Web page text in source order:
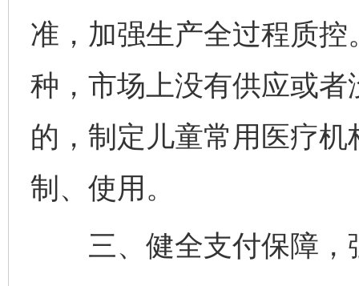
准，加强生产全过程质
种，市场上没有供应或
的，制定儿童常用医疗
制、使用。
三、健全支付保障，